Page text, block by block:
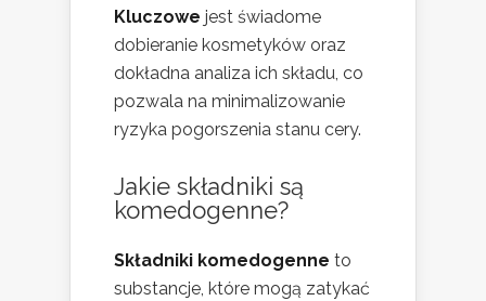
Kluczowe jest świadome
dobieranie kosmetyków oraz
dokładna analiza ich składu, co
pozwala na minimalizowanie
ryzyka pogorszenia stanu cery.
Jakie składniki są
komedogenne?
Składniki komedogenne to
substancje, które mogą zatykać